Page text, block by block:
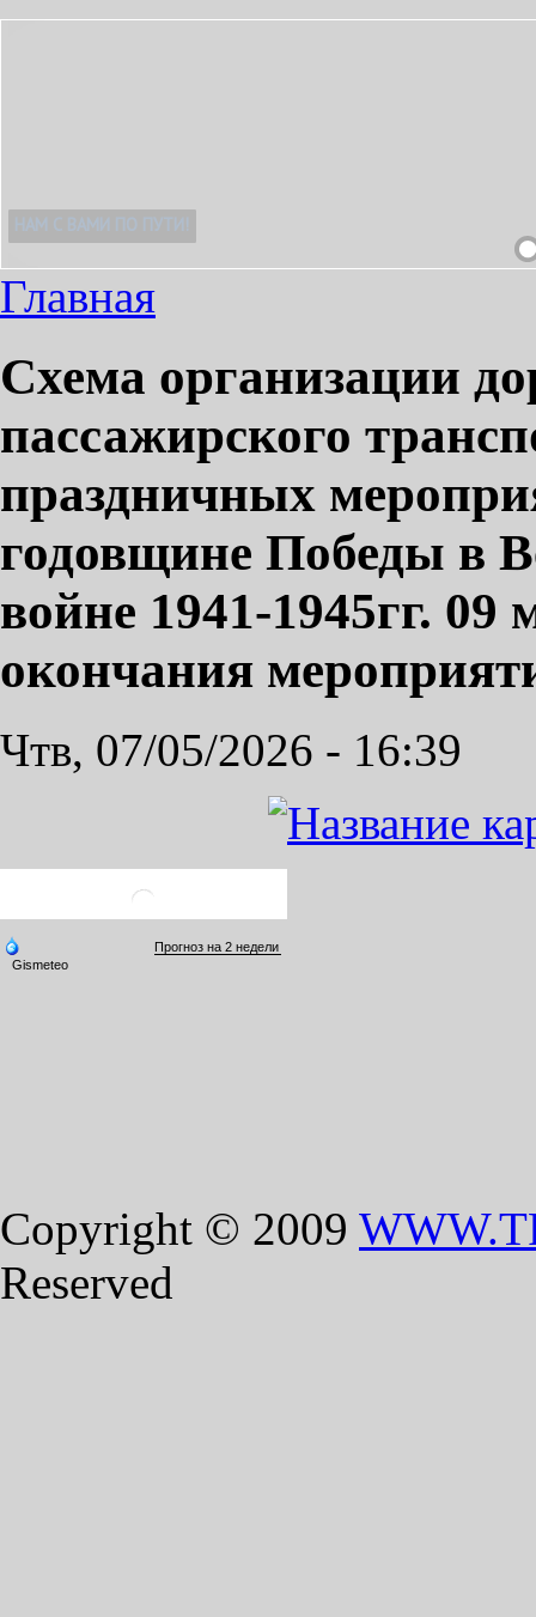
Главная
Схема организации
пассажирского
праздничных
годовщине Победы в
войне 1941-1945гг. 09
окончания
Чтв, 07/05/2026 - 16:39
Copyright © 2009
Reserved